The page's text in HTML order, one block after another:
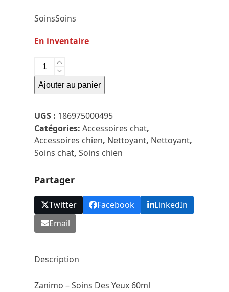
SoinsSoins
En inventaire
quantité
de
Zanimo
Soins
Des
Yeux
60ml
Fréquent
Ajouter au panier
UGS : 186975000495
Catégories:Accessoires chat,
Accessoires chien, Nettoyant, Nettoyant,
Soins chat,Soins chien
Partager
Twitter Facebook
LinkedIn
Email
Description
Zanimo – Soins Des Yeux 60ml